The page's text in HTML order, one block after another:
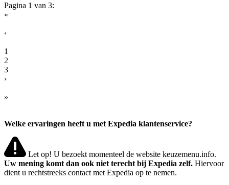
Pagina 1 van 3:
«
‹
1
2
3
›
»
Welke ervaringen heeft u met Expedia klantenservice?
Let op! U bezoekt momenteel de website keuzemenu.info.
Uw mening komt dan ook niet terecht bij Expedia zelf. Hiervoor
dient u rechtstreeks contact met Expedia op te nemen.